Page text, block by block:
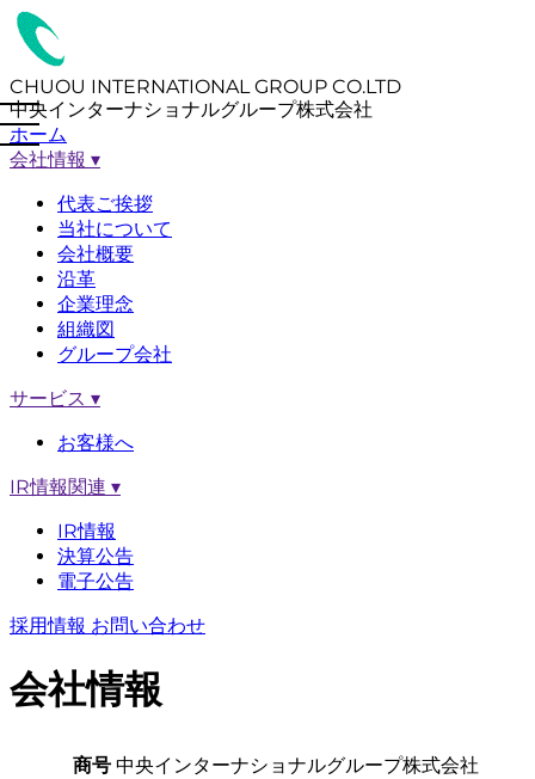
CHUOU INTERNATIONAL GROUP CO.LTD
中央インターナショナルグループ株式会社
ホーム
会社情報 ▾
代表ご挨拶
当社について
会社概要
沿革
企業理念
組織図
グループ会社
サービス ▾
お客様へ
IR情報関連 ▾
IR情報
決算公告
電子公告
採用情報 お問い合わせ
会社情報
商号中央インターナショナルグループ株式会社